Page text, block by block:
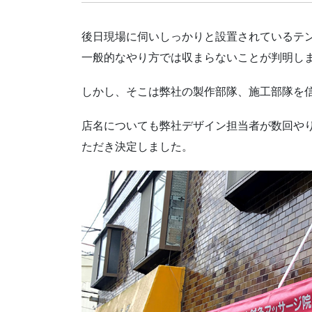
後日現場に伺いしっかりと設置されているテ
一般的なやり方では収まらないことが判明し
しかし、そこは弊社の製作部隊、施工部隊を
店名についても弊社デザイン担当者が数回
ただき決定しました。